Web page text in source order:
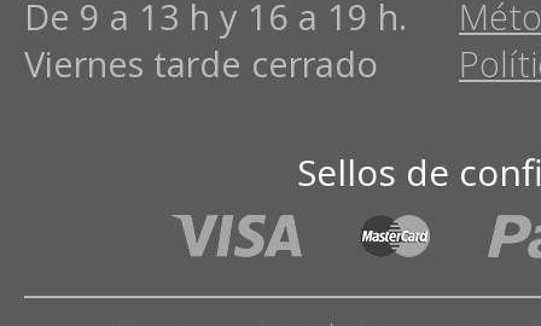
De 9 a 13 h y 16 a 19 h.
Viernes tarde cerrado
Sellos de